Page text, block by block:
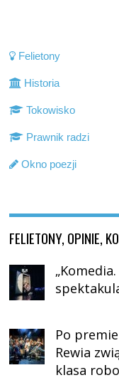
Felietony
Historia
Tokowisko
Prawnik radzi
Okno poezji
FELIETONY, OPINIE,
Po
Rewia
klasa